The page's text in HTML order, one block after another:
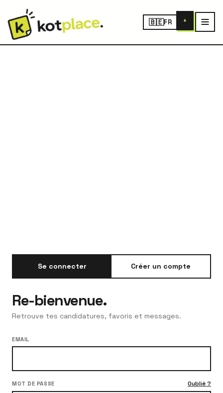
🇧🇪FR +
Se connecter Créer un compte
Re-bienvenue.
Retrouve tes candidatures, favoris et messages.
EMAIL
MOT DE PASSE Oublié ?